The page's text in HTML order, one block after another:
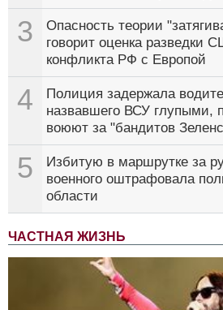
3
Опасность теории
говорит оценка разведки
конфликта РФ с Европой
4
Полиция задержала
назвавшего ВСУ глупыми,
воюют за "бандитов
5
Избитую в маршрутке за
военного оштрафовала
области
ЧАСТНАЯ ЖИЗНЬ